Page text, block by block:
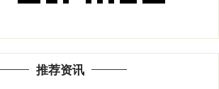
推荐资讯